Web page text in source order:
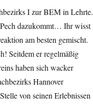
I zur BEM in Lehrte.
dazukommt… Ihr wisst
am besten gemischt.
Seitdem er regelmäßig
haben sich wacker
Hannover
von seinen Erlebnissen